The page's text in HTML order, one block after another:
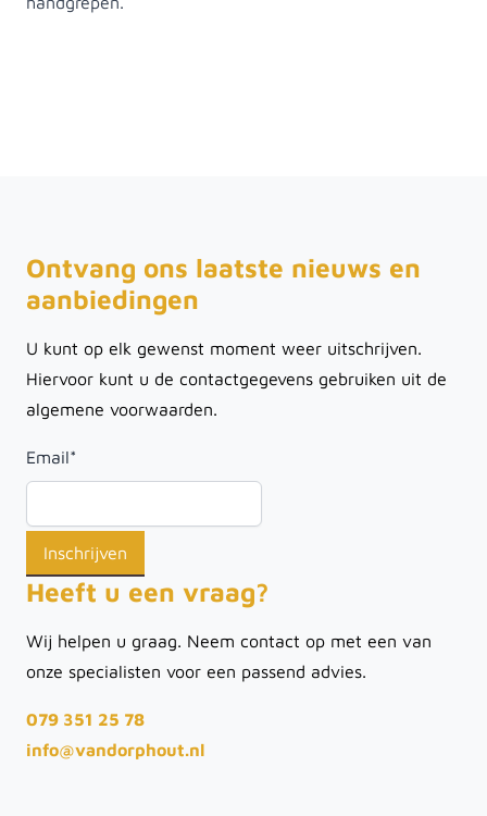
Ontvang ons laatste nieuws en
aanbiedingen
U kunt op elk gewenst moment weer uitschrijven.
Hiervoor kunt u de contactgegevens gebruiken uit de
algemene voorwaarden.
Email*
Heeft u een vraag?
Wij helpen u graag. Neem contact op met een van
onze specialisten voor een passend advies.
079 351 25 78
info@vandorphout.nl